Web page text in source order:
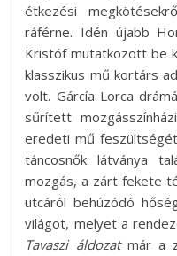
étkezési
ráférne. Idén újabb
Kristóf mutatkozott be
klasszikus mű kortárs
volt. Gárcía Lorca
sűrített
eredeti mű
táncosnők látványa
mozgás, a zárt fekete
utcáról behúzódó
világot, melyet a
Tavaszi áldozatmár a